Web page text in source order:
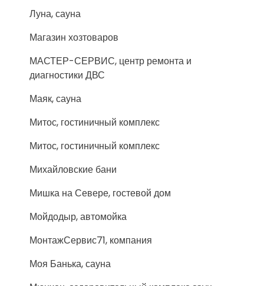
Луна, сауна
Магазин хозтоваров
МАСТЕР-СЕРВИС, центр ремонта и
диагностики ДВС
Маяк, сауна
Митос, гостиничный комплекс
Митос, гостиничный комплекс
Михайловские бани
Мишка на Севере, гостевой дом
Мойдодыр, автомойка
МонтажСервис71, компания
Моя Банька, сауна